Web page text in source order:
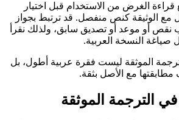
الغرض من الاستخدام قبل اختيار
مع الوثيقة كنص منفصل. قد ترتبط بجواز
أو موعد أو تصديق سابق، ولذلك نقرأ
صياغة النسخة العربية.
الموثقة ليست فقرة عربية أطول، بل
مع الأصل بثقة.
الترجمة الموثقة